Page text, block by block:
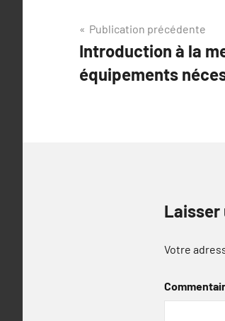
Navigation
de
l’article
Publication précédente
Introduction à la
équipements
Laisser
Votre